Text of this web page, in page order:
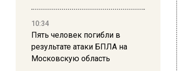
10:34
Пять человек погибли в
результате атаки БПЛА на
Московскую область